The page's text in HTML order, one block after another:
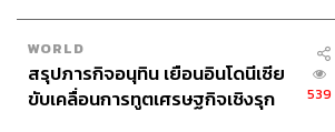
WORLD
สรุปภารกิจอนุทิน เยือนอินโดนีเซีย
ขับเคลื่อนการทูตเศรษฐกิจเชิงรุก
539